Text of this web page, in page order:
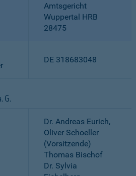
Amtsgericht
Wuppertal HRB
28475
DE 318683048
G.
Dr. Andreas Eurich,
Oliver Schoeller
(Vorsitzende)
Thomas Bischof
Dr. Sylvia